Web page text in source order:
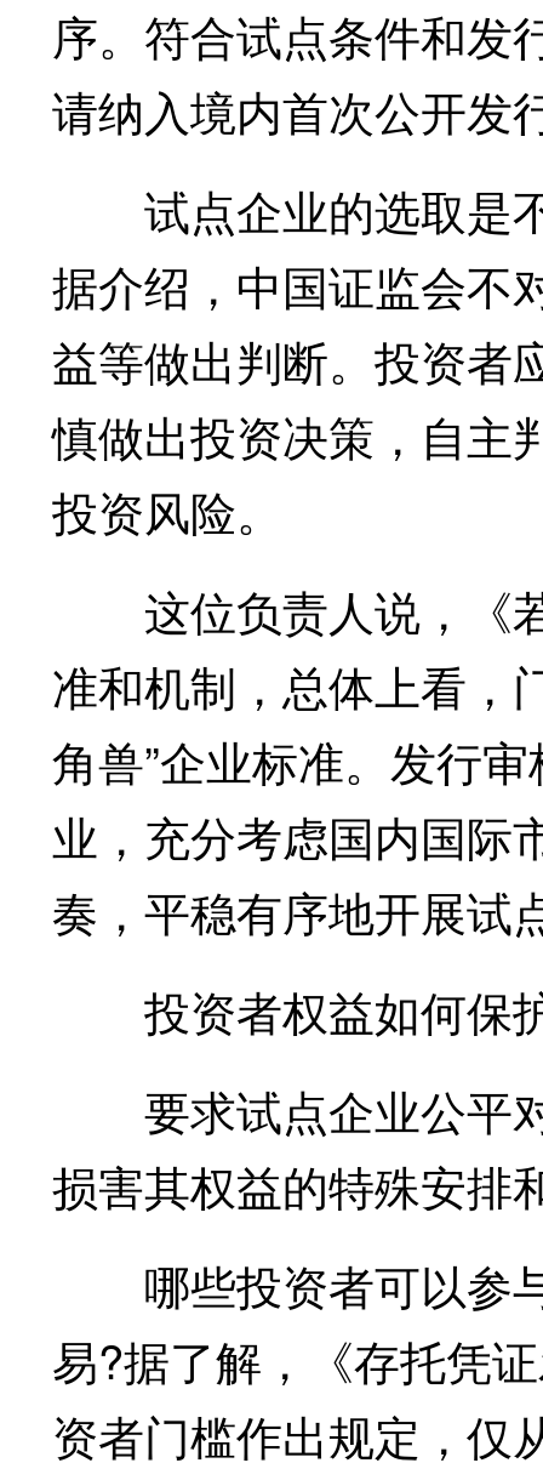
序。符合试点条件和发
请纳入境内首次公开发
试点企业的选取是
据介绍，中国证监会不
益等做出判断。投资者
慎做出投资决策，自主
投资风险。
这位负责人说，《
准和机制，总体上看，
角兽”企业标准。发行
业，充分考虑国内国际
奏，平稳有序地开展试
投资者权益如何保
要求试点企业公平
损害其权益的特殊安排
哪些投资者可以参
易?据了解，《存托凭
资者门槛作出规定，仅